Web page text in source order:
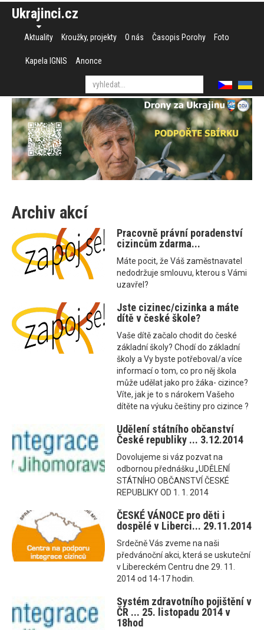
Ukrajinci.cz
Aktuality Kroužky, projekty O nás Časopis Porohy Foto
Kapela IGNIS Anonce
Archiv akcí
Pracovně právní poradenství
cizincům zdarma...
Máte pocit, že Váš zaměstnavatel
nedodržuje smlouvu, kterou s Vámi
uzavřel?
Jste cizinec/cizinka a máte
dítě v české škole?
Vaše dítě začalo chodit do české
základní školy? Chodí do základní
školy a Vy byste potřeboval/a více
informací o tom, co pro něj škola
může udělat jako pro žáka- cizince?
Víte, jak je to s nárokem Vašeho
dítěte na výuku češtiny pro cizince ?
Udělení státního občanství
České republiky ... 3.12.2014
Dovolujeme si váz pozvat na
odbornou přednášku „UDĚLENÍ
STÁTNÍHO OBČANSTVÍ ČESKÉ
REPUBLIKY OD 1. 1. 2014
ČESKÉ VÁNOCE pro děti i
dospělé v Liberci... 29.11.2014
Srdečně Vás zveme na naši
předvánoční akci, která se uskuteční
v Libereckém Centru dne 29. 11.
2014 od 14-17 hodin.
Systém zdravotního pojištění v
ČR ... 25. listopadu 2014 v
18hod